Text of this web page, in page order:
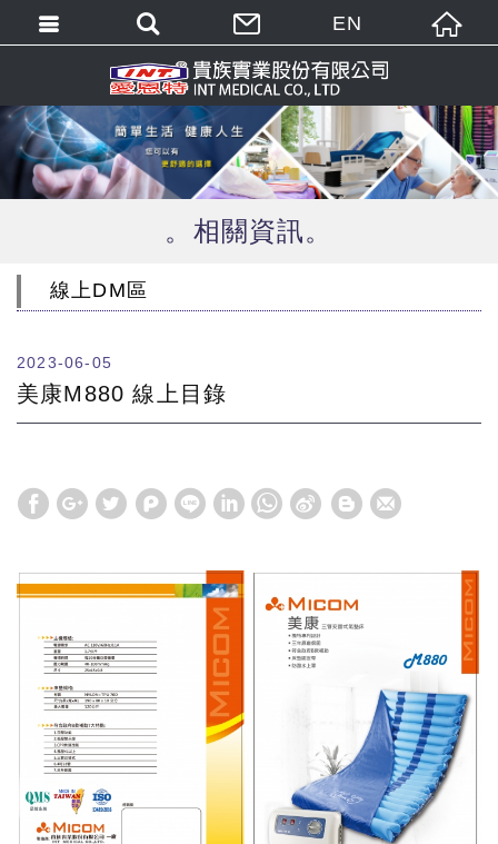
相關資訊
線上DM區
2023-06-05
美康M880 線上目錄
EN
繁體中文
English